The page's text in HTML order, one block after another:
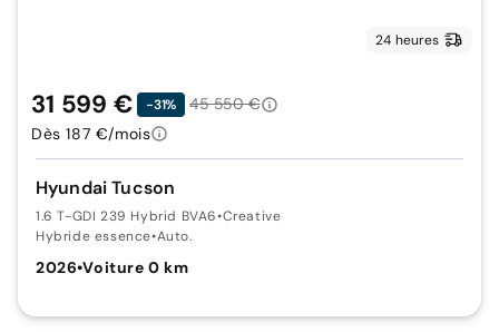
24 heures
Hyundai Tucson
1.6 T-GDI 239 Hybrid BVA6•Creative
Hybride essence•Auto.
2026•Voiture 0 km
31 599 € -31%
45 550 €
Dès 187 €/mois